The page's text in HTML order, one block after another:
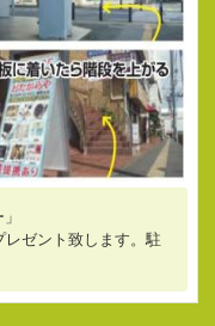
ゼント致します。駐